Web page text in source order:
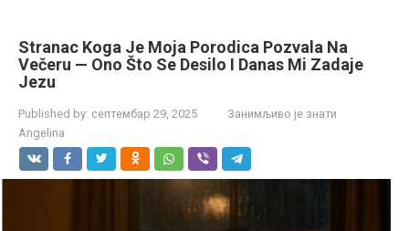
Stranac Koga Je Moja Porodica Pozvala Na
Večeru — Ono Što Se Desilo I Danas Mi Zadaje
Jezu
Published by: септембар 29, 2025
Занимљиво је знати
Angelina